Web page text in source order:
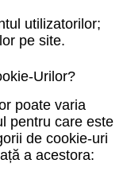
utilizatorilor;
pe site.
Urilor?
poate varia
pentru care este
de cookie-uri
a acestora: